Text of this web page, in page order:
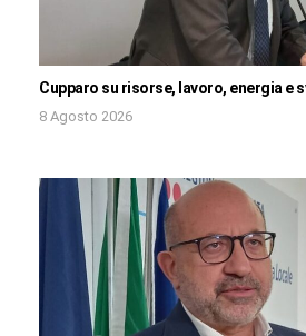
Cupparo su risorse, lavoro, energia e
8 Agosto 2026